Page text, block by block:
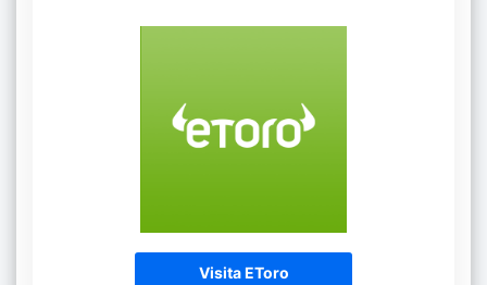
Visita EToro